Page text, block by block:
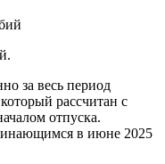
за весь период
рассчитан с
отпуска.
в июне 2025